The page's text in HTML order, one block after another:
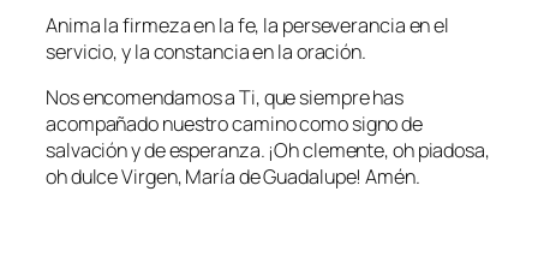
Anima la firmeza en la fe, la perseverancia en el
servicio, y la constancia en la oración.
Nos encomendamos a Ti, que siempre has
acompañado nuestro camino como signo de
salvación y de esperanza. ¡Oh clemente, oh piadosa,
oh dulce Virgen, María de Guadalupe! Amén.